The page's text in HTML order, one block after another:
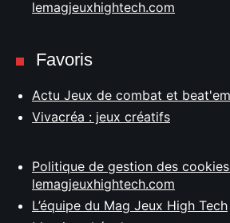
lemagjeuxhightech.com
Favoris
Actu Jeux de combat et
Vivacréa : jeux créatifs
Politique de gestion des
lemagjeuxhightech.com
L’équipe du Mag Jeux High Tech